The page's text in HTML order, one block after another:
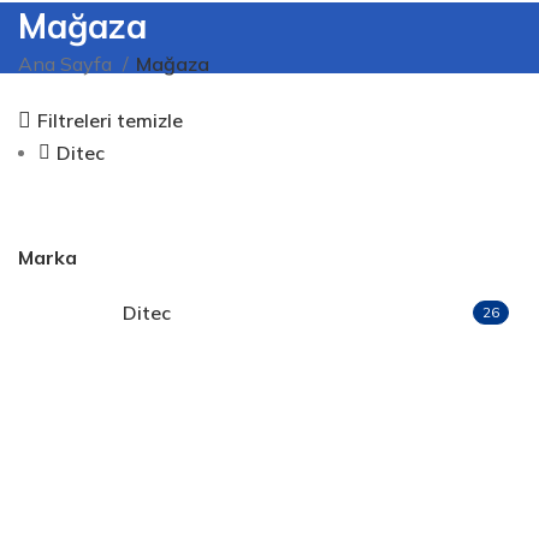
Mağaza
Marka
Ditec 26
Ana Sayfa Mağaza
Filtreleri temizle
Ditec